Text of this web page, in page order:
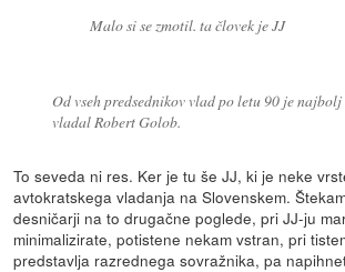
Malo si se zmotil. ta človek je JJ
Od vseh predsednikov vlad po letu 90 je
vladal Robert Golob.
To seveda ni res. Ker je tu še JJ, ki je neke
avtokratskega vladanja na Slovenskem.
desničarji na to drugačne poglede, pri JJ-ju
minimalizirate, potistene nekam vstran, pri
predstavlja razrednega sovražnika, pa